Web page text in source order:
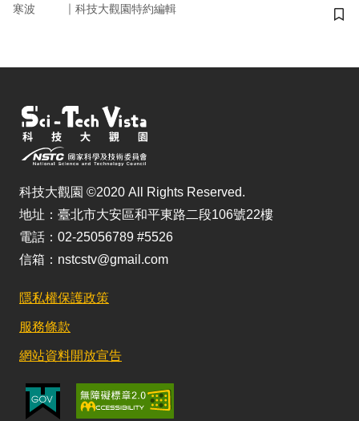
寒波 ｜ 科技大觀園特約編輯
儲
科技大觀園 ©2020 All Rights Reserved.
地址：臺北市大安區和平東路二段106號22樓
電話：02-25056789 #5526
信箱：nstcstv@gmail.com
隱私權保護政策
服務條款
網站資料開放宣告